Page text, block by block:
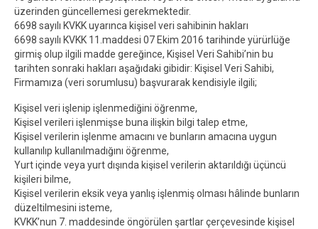
üzerinden güncellemesi gerekmektedir.
6698 sayılı KVKK uyarınca kişisel veri sahibinin hakları
6698 sayılı KVKK 11.maddesi 07 Ekim 2016 tarihinde yürürlüğe
girmiş olup ilgili madde gereğince, Kişisel Veri Sahibi’nin bu
tarihten sonraki hakları aşağıdaki gibidir: Kişisel Veri Sahibi,
Firmamıza (veri sorumlusu) başvurarak kendisiyle ilgili;
Kişisel veri işlenip işlenmediğini öğrenme,
Kişisel verileri işlenmişse buna ilişkin bilgi talep etme,
Kişisel verilerin işlenme amacını ve bunların amacına uygun
kullanılıp kullanılmadığını öğrenme,
Yurt içinde veya yurt dışında kişisel verilerin aktarıldığı üçüncü
kişileri bilme,
Kişisel verilerin eksik veya yanlış işlenmiş olması hâlinde bunların
düzeltilmesini isteme,
KVKK’nun 7. maddesinde öngörülen şartlar çerçevesinde kişisel